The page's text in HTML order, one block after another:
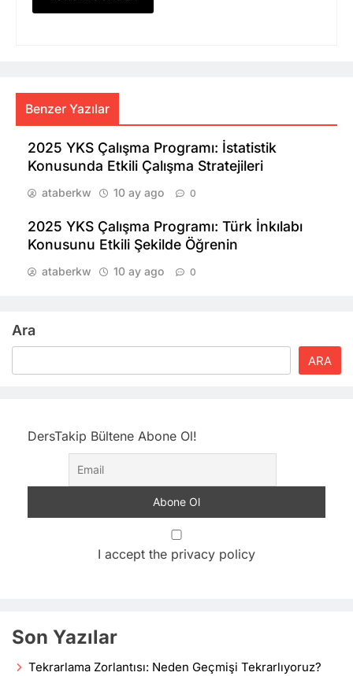
Benzer Yazılar
2025 YKS Çalışma Programı: İstatistik
Konusunda Etkili Çalışma Stratejileri
ataberkw 10 ay ago 0
2025 YKS Çalışma Programı: Türk İnkılabı
Konusunu Etkili Şekilde Öğrenin
ataberkw 10 ay ago 0
Ara
ARA
DersTakip Bültene Abone Ol!
I accept the privacy policy
Son Yazılar
Tekrarlama Zorlantısı: Neden Geçmişi Tekrarlıyoruz?